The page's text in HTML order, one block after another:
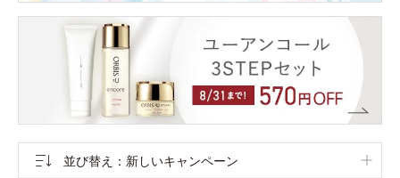
並び替え 新しいキャンペーン